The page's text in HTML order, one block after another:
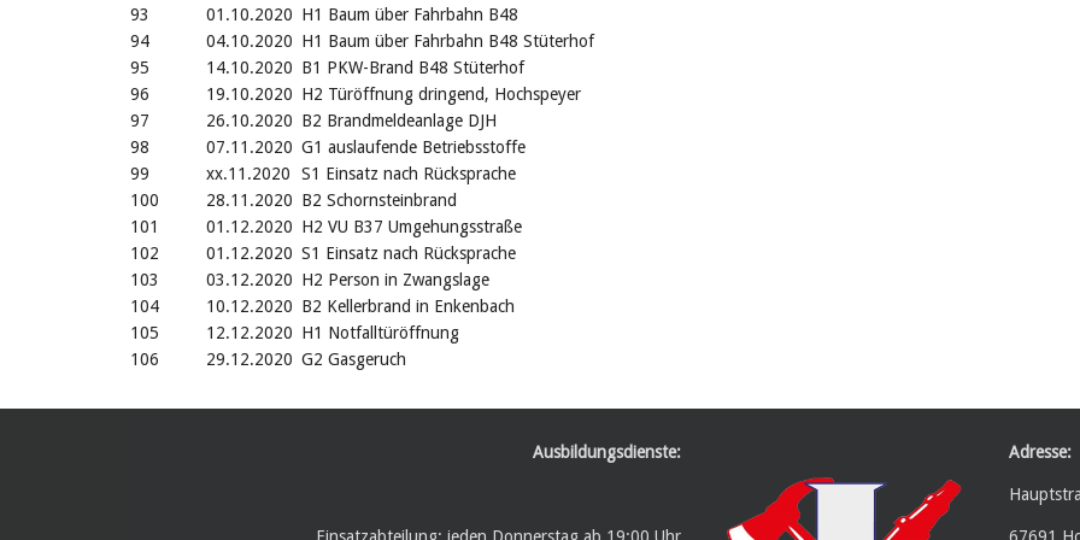
93 01.10.2020 H1 Baum über Fahrbahn B48
94
04.10.2020 H1 Baum über Fahrbahn B48 Stüterhof
95
14.10.2020 B1 PKW-Brand B48 Stüterhof
96
19.10.2020 H2 Türöffnung dringend, Hochspeyer
97
26.10.2020 B2 Brandmeldeanlage DJH
98
07.11.2020 G1 auslaufende Betriebsstoffe
99
xx.11.2020
S1 Einsatz nach Rücksprache
100
28.11.2020 B2 Schornsteinbrand
101
01.12.2020 H2 VU B37 Umgehungsstraße
102
01.12.2020 S1 Einsatz nach Rücksprache
103
03.12.2020 H2 Person in Zwangslage
104
10.12.2020 B2 Kellerbrand in Enkenbach
105
12.12.2020 H1 Notfalltüröffnung
106
29.12.2020 G2 Gasgeruch
Ausbildungsdienste: Adresse: